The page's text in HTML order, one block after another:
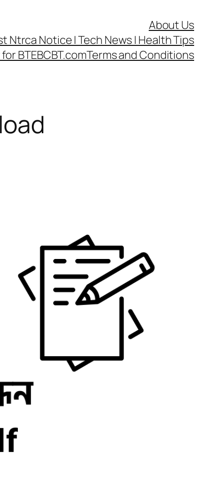
About Us
Ntrca Notice | Tech News | Health Tips
BTEBCBT.comTerms and Conditions